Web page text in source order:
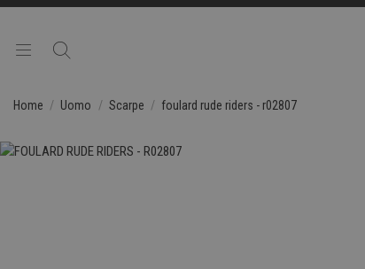
Home Uomo Scarpe foulard rude riders - r02807